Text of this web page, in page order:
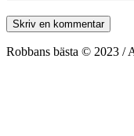
Robbans bästa © 2023 /